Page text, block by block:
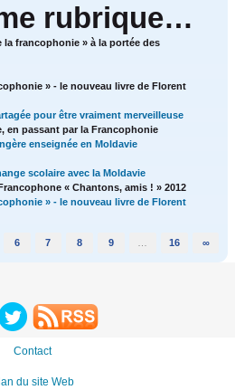
rubrique…
la francophonie » à la portée des
» - le nouveau livre de Florent
pour être vraiment merveilleuse
en passant par la Francophonie
enseignée en Moldavie
scolaire avec la Moldavie
« Chantons, amis ! » 2012
» - le nouveau livre de Florent
6 7 8 9 16 ∞
Contact
du site Web